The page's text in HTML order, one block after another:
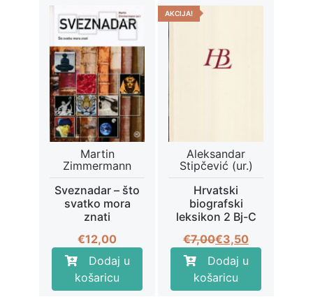
Martin
Zimmermann
Sveznadar – što
svatko mora
znati
€12,00
Dodaj u
košaricu
AKCIJA!
Aleksandar
Stipčević (ur.)
Hrvatski
biografski
leksikon 2 Bj-C
€7,00Izvorna
cijena
bila
je:
€3,50
Trenutna
cijena
je:
€3,50.
Dodaj u
košaricu